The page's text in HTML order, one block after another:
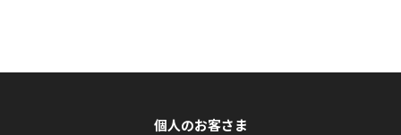
個人のお客さま